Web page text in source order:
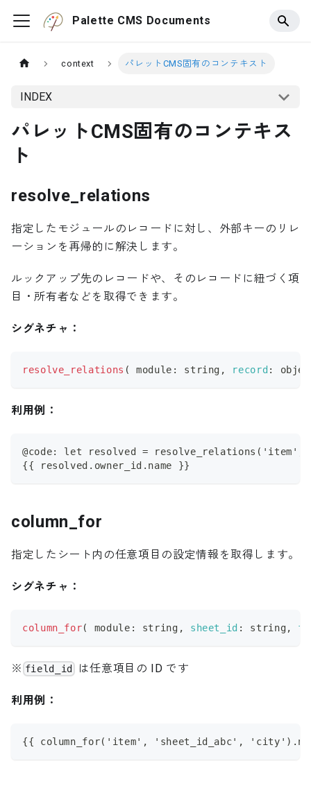
Palette CMS Documents
context パレットCMS固有のコンテキスト
INDEX
パレットCMS固有のコンテキス
ト
resolve_relations
指定したモジュールのレコードに対し、外部キーのリレ
ーションを再帰的に解決します。
ルックアップ先のレコードや、そのレコードに紐づく項
目・所有者などを取得できます。
シグネチャ：
resolve_relations ( module : string , record :
利用例：
@code: let resolved =
{{ resolved.owner_id.name }}
column_for
指定したシート内の任意項目の設定情報を取得します。
シグネチャ：
column_for( module : string , sheet_id : string,
※ field_id は任意項目の ID です
利用例：
{{ column_for('item', 'sheet_id_abc',